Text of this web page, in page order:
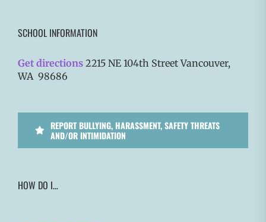
SCHOOL INFORMATION
Get directions 2215 NE 104th Street Vancouver,
WA 98686
REPORT BULLYING, HARASSMENT, SAFETY THREATS
AND/OR INTIMIDATION
HOW DO I…